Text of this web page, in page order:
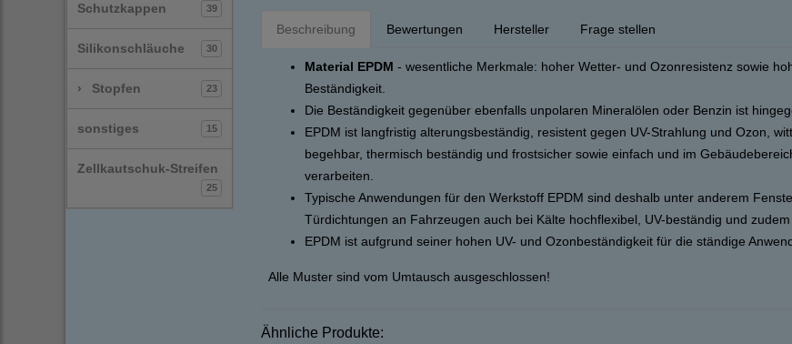
Schutzkappen 39
Silikonschläuche 30
› Stopfen 23
sonstiges 15
Zellkautschuk-Streifen
25
Beschreibung Bewertungen Hersteller Frage stellen
Material EPDM - wesentliche Merkmale: hoher Wetter- und Ozonresistenz sowie
Beständigkeit.
Die Beständigkeit gegenüber ebenfalls unpolaren Mineralölen oder Benzin ist
EPDM ist langfristig alterungsbeständig, resistent gegen UV-Strahlung und Ozon,
begehbar, thermisch beständig und frostsicher sowie einfach und im
verarbeiten.
Typische Anwendungen für den Werkstoff EPDM sind deshalb unter anderem
Türdichtungen an Fahrzeugen auch bei Kälte hochflexibel, UV-beständig und
EPDM ist aufgrund seiner hohen UV- und Ozonbeständigkeit für die ständige
Alle Muster sind vom Umtausch ausgeschlossen!
Ähnliche Produkte: